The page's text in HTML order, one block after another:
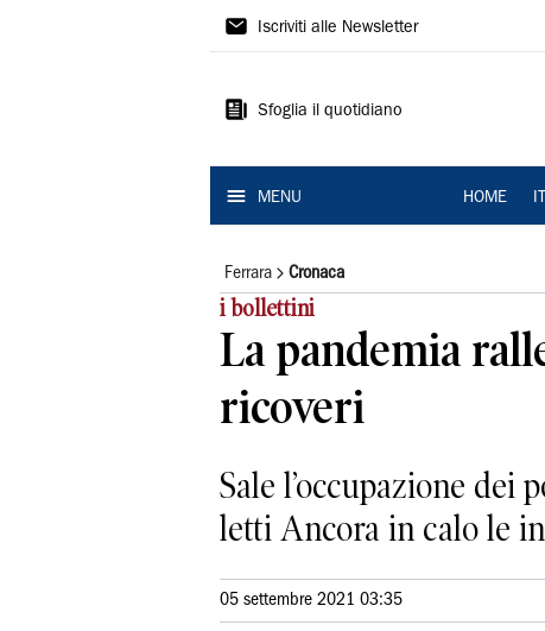
La
Ferrara
Iscriviti alle Newsletter
Sfoglia il quotidiano
MENU HOME
Ferrara Cronaca
i bollettini
La pandemia
ricoveri
Sale l’occupazione dei
letti Ancora in calo le
05 settembre 2021 03:35